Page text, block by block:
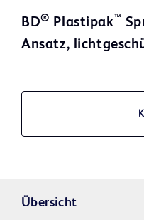
BD® Plastipak™
Ansatz,
Übersicht